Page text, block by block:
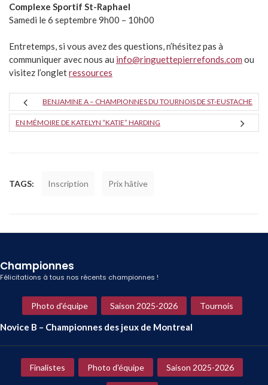
Complexe Sportif St-Raphael
Samedi le 6 septembre 9h00 – 10h00
Entretemps, si vous avez des questions, n’hésitez pas à
communiquer avec nous au info@ringuettepierrefonds.com ou
visitez l’ongletressources
BENJAMINE A – CHAMPIONNES DU TOURNOIS DE ST-EUSTACHE
EN MÉMOIRE DE KATELYN “KATIE” HARDING
TAGS: Inscription Prix hâtive
Championnes
Félicitations à tous nos récents championnes !
Photo d'équipe Saison 2025-2026 Tournois
Novice B – Championnes des jeux de Montreal
Finalistes Photo d'équipe Saison 2025-2026